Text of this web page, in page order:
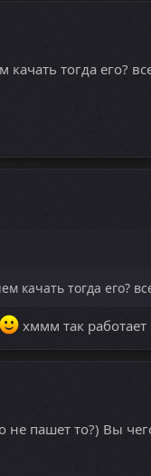
качать тогда его?
качать тогда его?
хммм так работает
не пашет то?) Вы